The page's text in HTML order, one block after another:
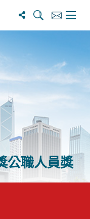
搜寻 订阅主选
公職人員獎